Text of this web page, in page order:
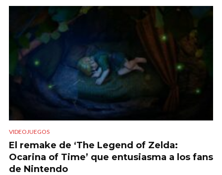
VIDEOJUEGOS
El remake de ‘The Legend of Zelda:
Ocarina of Time’ que entusiasma a los fans
de Nintendo